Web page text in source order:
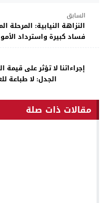
السابق
النزاهة النيابية:
فساد كبيرة واسترداد
إجراءاتنا لا تؤثر على
الجدل: لا طباعة
مقالات ذات صلة